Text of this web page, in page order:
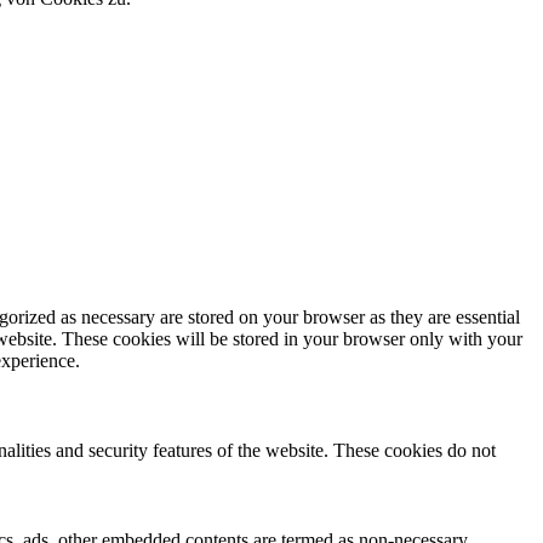
as necessary are stored on your browser as they are essential
These cookies will be stored in your browser only with your
and security features of the website. These cookies do not